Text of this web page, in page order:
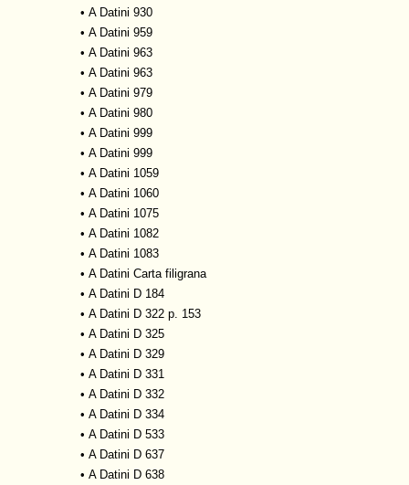
• A Datini 930
• A Datini 959
• A Datini 963
• A Datini 963
• A Datini 979
• A Datini 980
• A Datini 999
• A Datini 999
• A Datini 1059
• A Datini 1060
• A Datini 1075
• A Datini 1082
• A Datini 1083
• A Datini Carta filigrana
• A Datini D 184
• A Datini D 322 p. 153
• A Datini D 325
• A Datini D 329
• A Datini D 331
• A Datini D 332
• A Datini D 334
• A Datini D 533
• A Datini D 637
• A Datini D 638